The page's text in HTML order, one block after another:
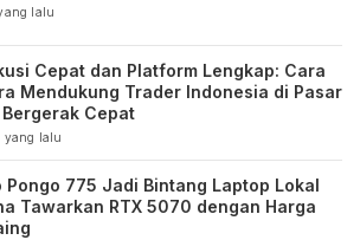
lalu
Cepat dan Platform Lengkap: Cara
Mendukung Trader Indonesia di Pasar
Cepat
yang lalu
Pongo 775 Jadi Bintang Laptop Lokal
Tawarkan RTX 5070 dengan Harga